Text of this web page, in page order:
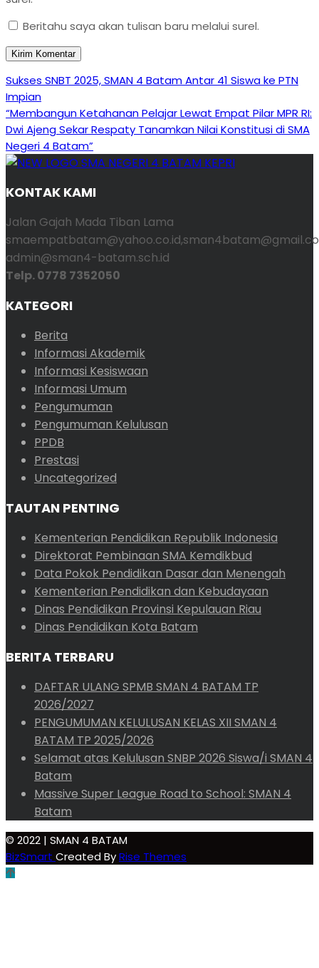
Beritahu saya akan tulisan baru melalui surel.
Navigasi
pos
Previous
Post
Sukses SNBT 2025, SMAN 4 Batam Antar 41 Siswa ke PTN
Impian
Next
Post
“Membangun Ketahanan Pelajar Lewat Empat Pilar MPR RI:
Dwi Ajeng Sekar Respaty Tanamkan Nilai Konstitusi di SMA
Negeri 4 Batam”
KONTAK KAMI
Jalan Gajah Mada Tiban Lama
admin@sman4-batam.sch.id
Telp. 0778 7352050
KATEGORI
Berita
Informasi Akademik
Informasi Kesiswaan
Informasi Umum
Pengumuman
Pengumuman Kelulusan
PPDB
Prestasi
Uncategorized
TAUTAN PENTING
Kementerian Pendidikan Republik Indonesia
Direktorat Pembinaan SMA Kemdikbud
Data Pokok Pendidikan Dasar dan Menengah
Kementerian Pendidikan dan Kebudayaan
Dinas Pendidikan Provinsi Kepulauan Riau
Dinas Pendidikan Kota Batam
BERITA TERBARU
DAFTAR ULANG SPMB SMAN 4 BATAM TP
2026/2027
PENGUMUMAN KELULUSAN KELAS XII SMAN 4
BATAM TP 2025/2026
Selamat atas Kelulusan SNBP 2026 Siswa/i SMAN 4
Batam
Massive Super League Road to School: SMAN 4
Batam
© 2022 | SMAN 4 BATAM
BizSmart Created ByRise Themes